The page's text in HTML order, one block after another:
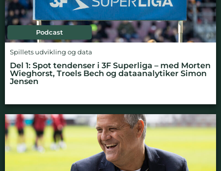
Podcast
Spillets udvikling og data
Del 1: Spot tendenser i 3F Superliga – med Morten
Wieghorst, Troels Bech og dataanalytiker Simon
Jensen